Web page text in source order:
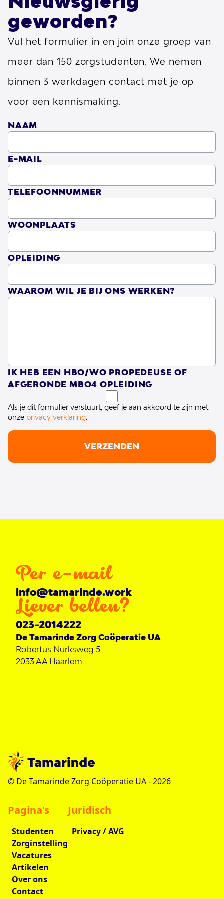
geworden?
Vul het formulier in en join onze groep van
meer dan 150 zorgstudenten. We nemen
binnen 3 werkdagen contact met je op
voor een kennismaking.
NAAM
E-MAIL
TELEFOONNUMMER
WOONPLAATS
OPLEIDING
WAAROM WIL JE BIJ ONS WERKEN?
IK HEB EEN HBO/WO PROPEDEUSE OF
AFGERONDE MBO4 OPLEIDING
Als je dit formulier verstuurt, geef je aan akkoord te zijn met
onze privacy verklaring.
VERZENDEN
Per e-mail
info@tamarinde.work
Liever bellen?
023-2014222
De Tamarinde Zorg Coöperatie UA
Robertus Nurksweg 5
2033 AA Haarlem
© De Tamarinde Zorg Coöperatie UA -2026
Pagina's
Studenten
Zorginstelling
Vacatures
Artikelen
Over ons
Contact
Juridisch
Privacy / AVG